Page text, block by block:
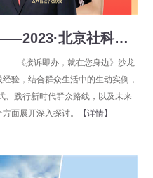
接诉即办，就在您身边——2023·北京社科普及周“社科环游”每日谈
——《接诉即办，就在您身边》沙龙
验，结合群众生活中的生动实例，
、践行新时代群众路线，以及未来
面展开深入探讨。
【详情】